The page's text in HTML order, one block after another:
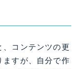
、コンテンツの更
ますが、自分で作